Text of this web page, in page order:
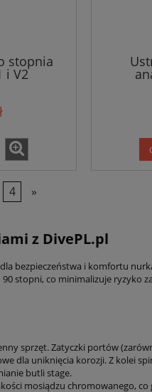
stopnia
i V2
4 »
z DivePL.pl
bezpieczeństwa i komfortu
stopni, co minimalizuje ryzyko
sprzęt. Zatyczki portów
dla uniknięcia korozji. Z kolei
butli stage.
mosiądzu chromowanego,